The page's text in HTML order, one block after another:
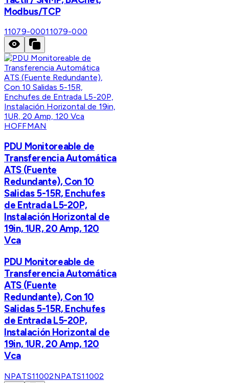
Modbus/TCP
11079-00011079-000
HOFFMAN
PDU Monitoreable de
Transferencia Automática
ATS (Fuente
Redundante), Con 10
Salidas 5-15R, Enchufes
de Entrada L5-20P,
Instalación Horizontal de
19in, 1UR, 20 Amp, 120
Vca
PDU Monitoreable de
Transferencia Automática
ATS (Fuente
Redundante), Con 10
Salidas 5-15R, Enchufes
de Entrada L5-20P,
Instalación Horizontal de
19in, 1UR, 20 Amp, 120
Vca
NPATS11002NPATS11002